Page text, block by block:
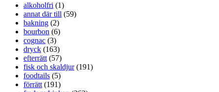
alkoholfri (1)
annat där till (59)
bakning (2)
bourbon (6)
cognac (3)
dryck (163)
efterrätt (57)
fisk och skaldjur(191)
foodtails (5)
förrätt (191)